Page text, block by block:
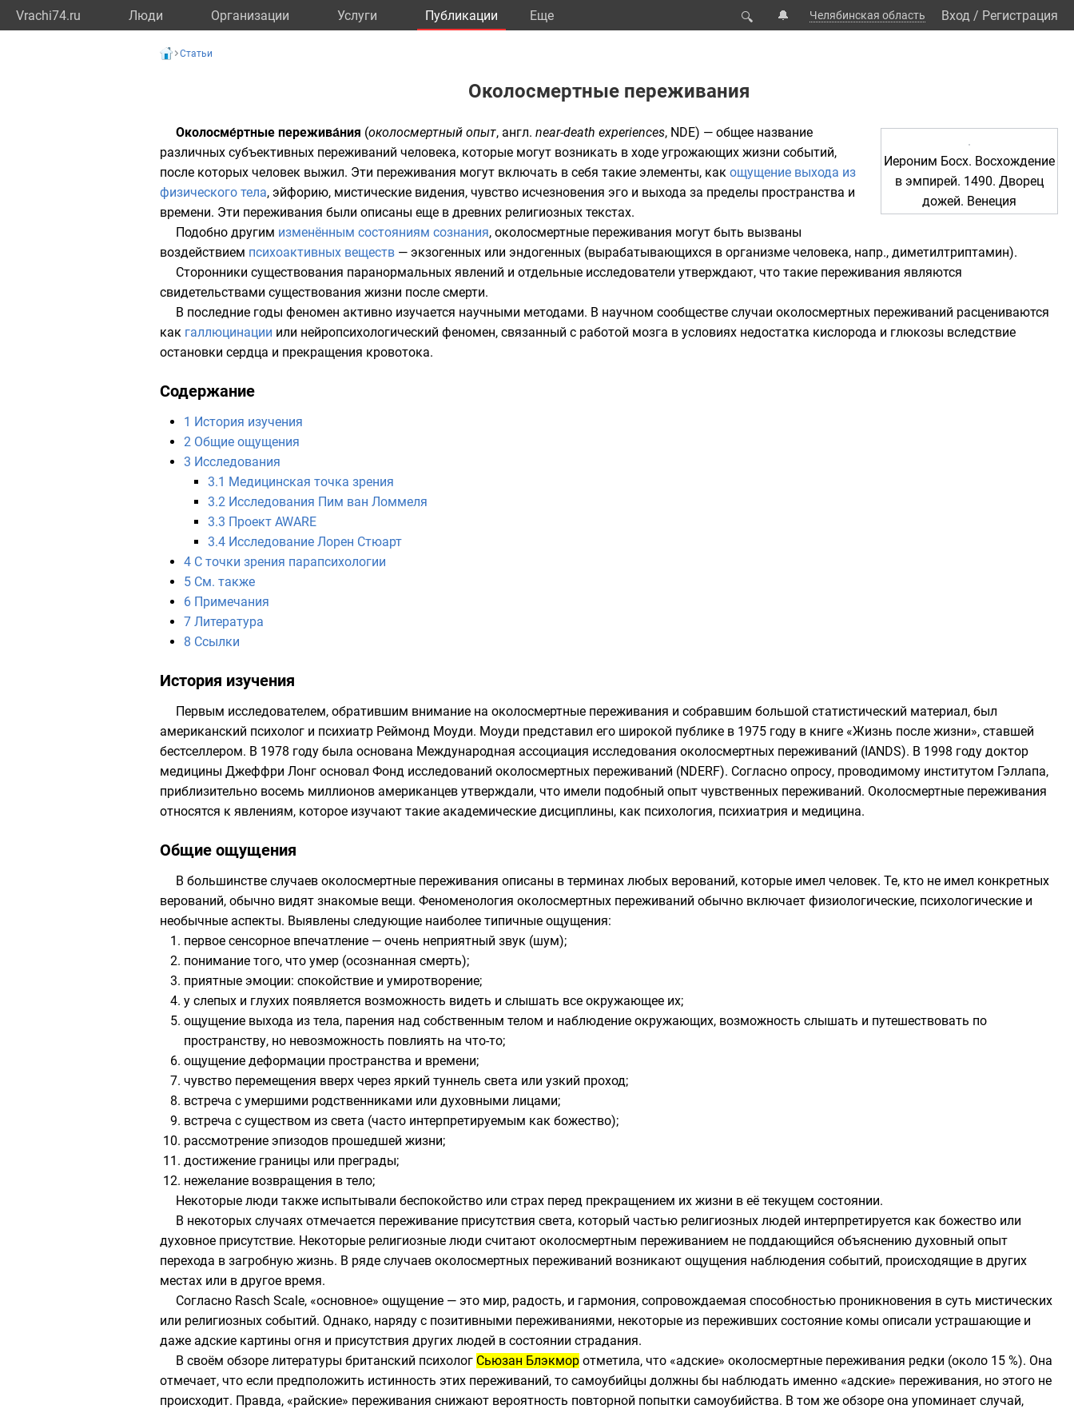
Vrachi74.ru Люди Организации Услуги Публикации Eще 🔍 🔔 Челябинская область Вход / Регистрация
Статьи
Околосмертные переживания
Иероним Босх. Восхождение
в эмпирей. 1490. Дворец
дожей. Венеция
Околосме́ртные пережива́ния (околосмертный опыт, англ. near-death experiences, NDE) — общее название
различных субъективных переживаний человека, которые могут возникать в ходе угрожающих жизни событий,
после которых человек выжил. Эти переживания могут включать в себя такие элементы, как ощущение выхода из
физического тела, эйфорию, мистические видения, чувство исчезновения эго и выхода за пределы пространства и
времени. Эти переживания были описаны еще в древних религиозных текстах.
Подобно другим изменённым состояниям сознания, околосмертные переживания могут быть вызваны
воздействием психоактивных веществ — экзогенных или эндогенных (вырабатывающихся в организме человека, напр., диметилтриптамин).
Сторонники существования паранормальных явлений и отдельные исследователи утверждают, что такие переживания являются
свидетельствами существования жизни после смерти.
В последние годы феномен активно изучается научными методами. В научном сообществе случаи околосмертных переживаний расцениваются
как галлюцинации или нейропсихологический феномен, связанный с работой мозга в условиях недостатка кислорода и глюкозы вследствие
остановки сердца и прекращения кровотока.
Содержание
1 История изучения
2 Общие ощущения
3 Исследования
3.1 Медицинская точка зрения
3.2 Исследования Пим ван Ломмеля
3.3 Проект AWARE
3.4 Исследование Лорен Стюарт
4 С точки зрения парапсихологии
5 См. также
6 Примечания
7 Литература
8 Ссылки
История изучения
Первым исследователем, обратившим внимание на околосмертные переживания и собравшим большой статистический материал, был
американский психолог и психиатр Реймонд Моуди. Моуди представил его широкой публике в 1975 году в книге «Жизнь после жизни», ставшей
бестселлером. В 1978 году была основана Международная ассоциация исследования околосмертных переживаний (IANDS). В 1998 году доктор
медицины Джеффри Лонг основал Фонд исследований околосмертных переживаний (NDERF). Согласно опросу, проводимому институтом Гэллапа,
приблизительно восемь миллионов американцев утверждали, что имели подобный опыт чувственных переживаний. Околосмертные переживания
относятся к явлениям, которое изучают такие академические дисциплины, как психология, психиатрия и медицина.
Общие ощущения
В большинстве случаев околосмертные переживания описаны в терминах любых верований, которые имел человек. Те, кто не имел конкретных
верований, обычно видят знакомые вещи. Феноменология околосмертных переживаний обычно включает физиологические, психологические и
необычные аспекты. Выявлены следующие наиболее типичные ощущения:
первое сенсорное впечатление — очень неприятный звук (шум);
понимание того, что умер (осознанная смерть);
приятные эмоции: спокойствие и умиротворение;
у слепых и глухих появляется возможность видеть и слышать все окружающее их;
ощущение выхода из тела, парения над собственным телом и наблюдение окружающих, возможность слышать и путешествовать по
пространству, но невозможность повлиять на что-то;
ощущение деформации пространства и времени;
чувство перемещения вверх через яркий туннель света или узкий проход;
встреча с умершими родственниками или духовными лицами;
встреча с существом из света (часто интерпретируемым как божество);
рассмотрение эпизодов прошедшей жизни;
достижение границы или преграды;
нежелание возвращения в тело;
Некоторые люди также испытывали беспокойство или страх перед прекращением их жизни в её текущем состоянии.
В некоторых случаях отмечается переживание присутствия света, который частью религиозных людей интерпретируется как божество или
духовное присутствие. Некоторые религиозные люди считают околосмертным переживанием не поддающийся объяснению духовный опыт
перехода в загробную жизнь. В ряде случаев околосмертных переживаний возникают ощущения наблюдения событий, происходящие в других
местах или в другое время.
Согласно Rasch Scale, «основное» ощущение — это мир, радость, и гармония, сопровождаемая способностью проникновения в суть мистических
или религиозных событий. Однако, наряду с позитивными переживаниями, некоторые из переживших состояние комы описали устрашающие и
даже адские картины огня и присутствия других людей в состоянии страдания.
В своём обзоре литературы британский психолог Сьюзан Блэкмор отметила, что «адские» околосмертные переживания редки (около 15 %). Она
отмечает, что если предположить истинность этих переживаний, то самоубийцы должны бы наблюдать именно «адские» переживания, но этого не
происходит. Правда, «райские» переживания снижают вероятность повторной попытки самоубийства. В том же обзоре она упоминает случай,